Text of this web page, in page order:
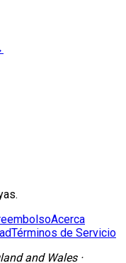
Acerca
Términos de Servicio
and Wales·